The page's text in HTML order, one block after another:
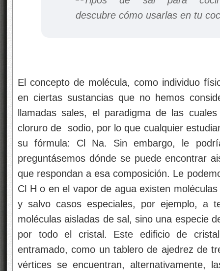
El concepto de molécula, como individuo
en ciertas sustancias que no hemos
llamadas sales, el paradigma de las
cloruro de sodio, por lo que cualquier
su fórmula: Cl Na. Sin embargo, le
preguntásemos dónde se puede encontrar
que respondan a esa composición. Le
Cl H o en el vapor de agua existen
y salvo casos especiales, por ejemplo, a
moléculas aisladas de sal, sino una especie
por todo el cristal. Este edificio de
entramado, como un tablero de ajedrez de
vértices se encuentran, alternativamente,